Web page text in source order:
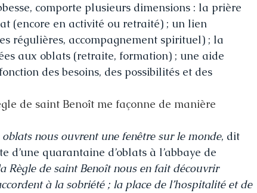
comporte plusieurs dimensions : la prière
(encore en activité ou retraité) ; un lien
régulières, accompagnement spirituel) ; la
aux oblats (retraite, formation) ; une aide
des besoins, des possibilités et des
de saint Benoît me façonne de manière
nous ouvrent une fenêtre sur le monde, dit
quarantaine d’oblats à l’abbaye de
Règle de saint Benoît nous en fait découvrir
à la sobriété ; la place de l’hospitalité et de